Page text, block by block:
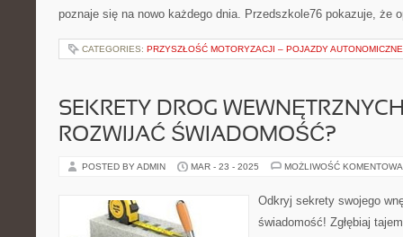
poznaje się na nowo każdego dnia. Przedszkole76 pokazuje, że
CATEGORIES: PRZYSZŁOŚĆ MOTORYZACJI – POJAZDY AUTONOMICZNE
SEKRETY DROG
ROZWIJAĆ ŚWIADOMOŚĆ?
POSTED BY ADMIN MAR - 23 - 2025 MOŻLIWOŚĆ
Odkryj sekrety swojego
świadomość! Zgłębiaj